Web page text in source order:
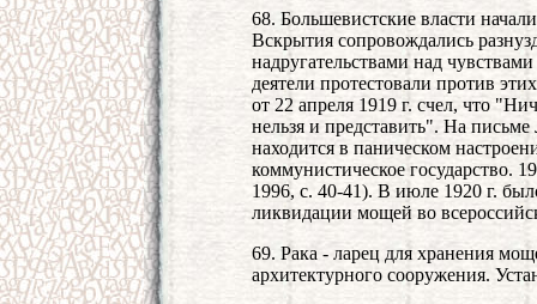
68. Большевистские власти
Вскрытия сопровождались
надругательствами над
деятели протестовали против
от 22 апреля 1919 г. счел, что
нельзя и представить". На
находится в паническом
коммунистическое государство.
1996, с. 40-41). В июле 1920 г.
ликвидации мощей во
69. Рака - ларец для хранения
архитектурного сооружения.